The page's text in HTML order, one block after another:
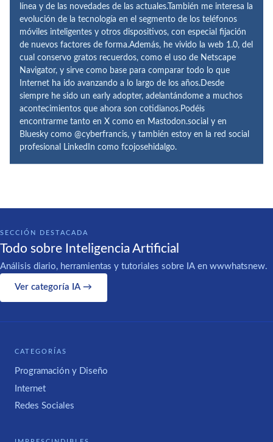
línea y de las novedades de las actuales.También me interesa la
evolución de la tecnología en el segmento de los teléfonos
móviles inteligentes y otros dispositivos, con especial fijación
de nuevos factores de forma.Además, he vivido la web 1.0, del
cual conservo gratos recuerdos, como el uso de Netscape
Navigator, y sirve como base para comparar todo lo que
Internet ha ido avanzando a lo largo de los años.Desde
siempre he sido un early adopter, adelantándome a muchos
acontecimientos que ahora son cotidianos.Podéis
encontrarme tanto en X como en Mastodon.social y en
Bluesky como @cyberfrancis, y también estoy en la red social
profesional LinkedIn como fcojosehidalgo.
SECCIÓN DESTACADA
Todo sobre Inteligencia Artificial
Análisis diario, herramientas y tutoriales sobre IA en wwwhatsnew.
Ver categoría IA →
CATEGORÍAS
Programación y Diseño
Internet
Redes Sociales